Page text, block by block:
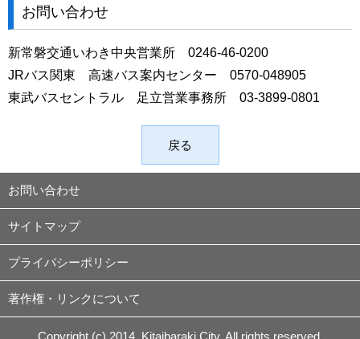
お問い合わせ
新常磐交通いわき中央営業所 0246-46-0200
JRバス関東 高速バス案内センター 0570-048905
東武バスセントラル 足立営業事務所 03-3899-0801
戻る
お問い合わせ
サイトマップ
プライバシーポリシー
著作権・リンクについて
Copyright (c) 2014. Kitaibaraki City. All rights reserved.